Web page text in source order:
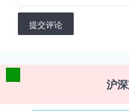
提交评论
沪